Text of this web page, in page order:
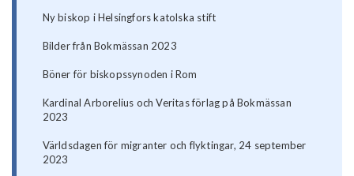
Ny biskop i Helsingfors katolska stift
Bilder från Bokmässan 2023
Böner för biskopssynoden i Rom
Kardinal Arborelius och Veritas förlag på Bokmässan
2023
Världsdagen för migranter och flyktingar, 24 september
2023